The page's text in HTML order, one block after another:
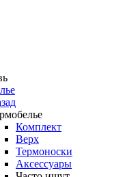
Комплект
Верх
Термоноски
Аксессуары